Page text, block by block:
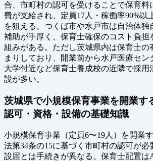
合、市町村の認可を受けることで保育料
費が支給され、定員17人・稼働率90%以
を狙える。つくば市や水戸市は自治体独
補助が手厚く、保育士確保のコスト負担
組みがある。ただし茨城県内は保育士の
まりしており、開業前から水戸医療セン
大学付近など保育士養成校の近隣で採用
設が多い。
茨城県で小規模保育事業を開業す
認可・資格・設備の基礎知識
小規模保育事業（定員6〜19人）を開業
法第34条の15に基づく市町村の認可が
設届とは手続きが異なる。保育士配置は